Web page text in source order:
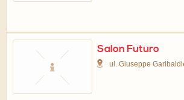
Salon Futuro
ul. Giuseppe